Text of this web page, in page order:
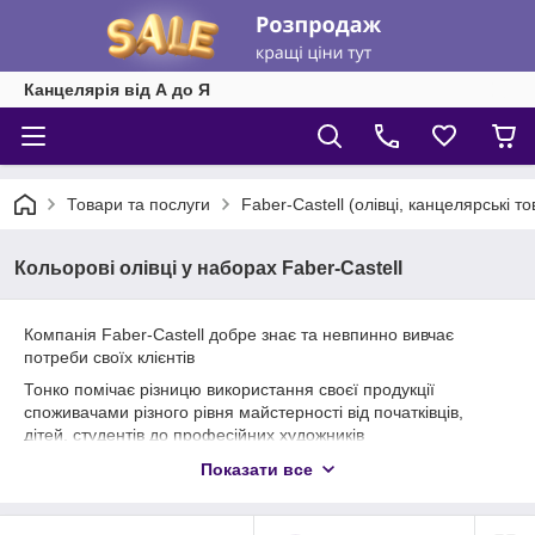
Канцелярія від А до Я
Товари та послуги Faber-Castell (олівці, канцелярські
Кольорові олівці у наборах Faber-Castell
Компанія Faber-Castell добре знає та невпинно вивчає
потреби своїх клієнтів
Тонко помічає різницю використання своєї продукції
споживачами різного рівня майстерності від початківців,
дітей, студентів до професійних художників
Асортимент кольорових олівців Faber-Castell варіюється від
дітей до дорогих кольорових олівців для майстрів-художників
Показати все